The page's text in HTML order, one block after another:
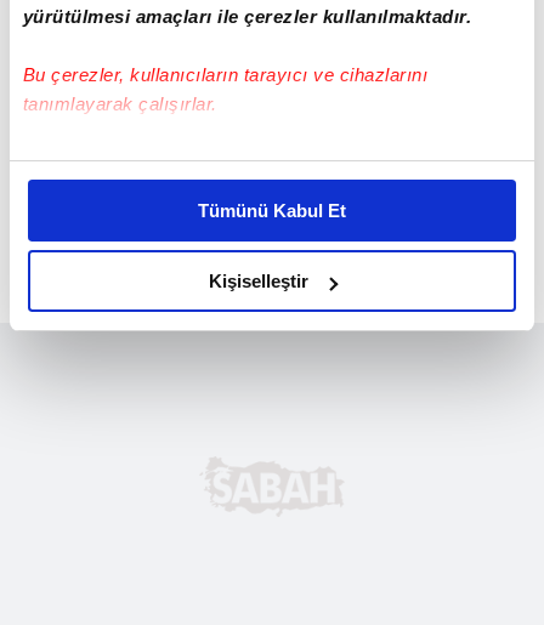
yürütülmesi amaçları ile çerezler kullanılmaktadır.
Bu çerezler, kullanıcıların tarayıcı ve cihazlarını
tanımlayarak çalışırlar.
Bu çerezlere izin vermeniz halinde sizlere özel
daha iyi reklam deneyimi yaşatabiliriz. Bunu yaparken
amacımızın size daha iyi bir reklam deneyimi sunmak
olduğunu ve sizlere en iyi içerikleri sunabilmek adına
elimizden gelen çabayı gösterdiğimizi ve bu noktada,
reklamların maliyetlerimizi karşılamak noktasında tek gelir
Tümünü Kabul Et
Kişiselleştir